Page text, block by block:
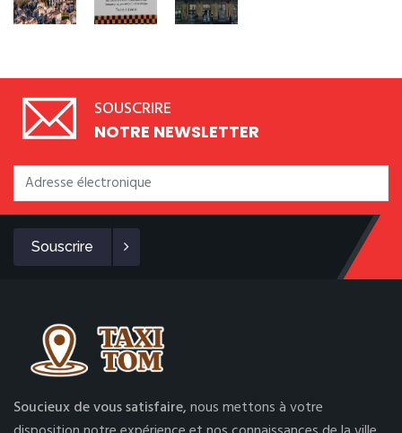
SOUSCRIRE
NOTRE NEWSLETTER
Souscrire
Soucieux de vous satisfaire,nous mettons à votre